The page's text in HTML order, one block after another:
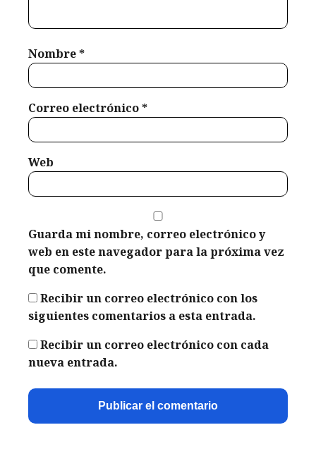
Nombre*
Correo electrónico*
Web
Guarda mi nombre, correo electrónico y
web en este navegador para la próxima vez
que comente.
Recibir un correo electrónico con los
siguientes comentarios a esta entrada.
Recibir un correo electrónico con cada
nueva entrada.